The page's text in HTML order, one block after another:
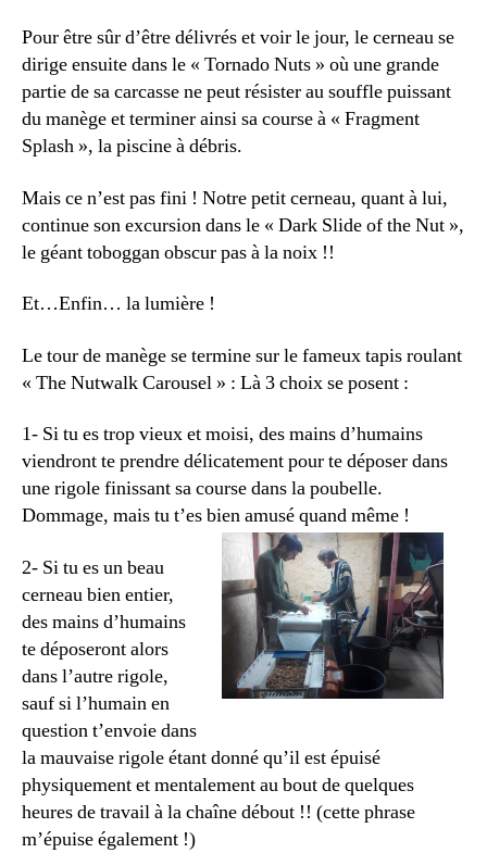
Pour être sûr d’être délivrés et voir le jour, le cerneau se
dirige ensuite dans le « Tornado Nuts » où une grande
partie de sa carcasse ne peut résister au souffle puissant
du manège et terminer ainsi sa course à « Fragment
Splash », la piscine à débris.
Mais ce n’est pas fini ! Notre petit cerneau, quant à lui,
continue son excursion dans le « Dark Slide of the Nut »,
le géant toboggan obscur pas à la noix !!
Et…Enfin… la lumière !
Le tour de manège se termine sur le fameux tapis roulant
« The Nutwalk Carousel » : Là 3 choix se posent :
1- Si tu es trop vieux et moisi, des mains d’humains
viendront te prendre délicatement pour te déposer dans
une rigole finissant sa course dans la poubelle.
Dommage, mais tu t’es bien amusé quand même !
2- Si tu es un beau
cerneau bien entier,
des mains d’humains
te déposeront alors
dans l’autre rigole,
sauf si l’humain en
question t’envoie dans
la mauvaise rigole étant donné qu’il est épuisé
physiquement et mentalement au bout de quelques
heures de travail à la chaîne débout !! (cette phrase
m’épuise également !)